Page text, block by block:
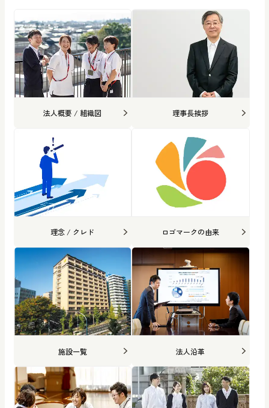
法人概要 / 組織図 理事長挨拶
理念 / クレド ロゴマークの由来
施設一覧 法人沿革